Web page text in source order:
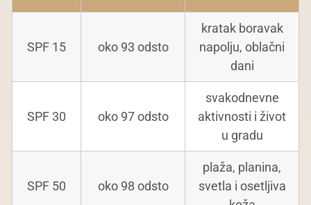
SPF 15 oko 93 odsto
kratak boravak
napolju, oblačni
dani
SPF 30 oko 97 odsto
svakodnevne
aktivnosti i život
u gradu
SPF 50 oko 98 odsto
plaža, planina,
svetla i osetljiva